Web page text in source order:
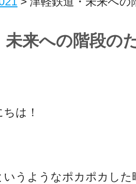
未来への階段の
は！
いうようなポカポカし